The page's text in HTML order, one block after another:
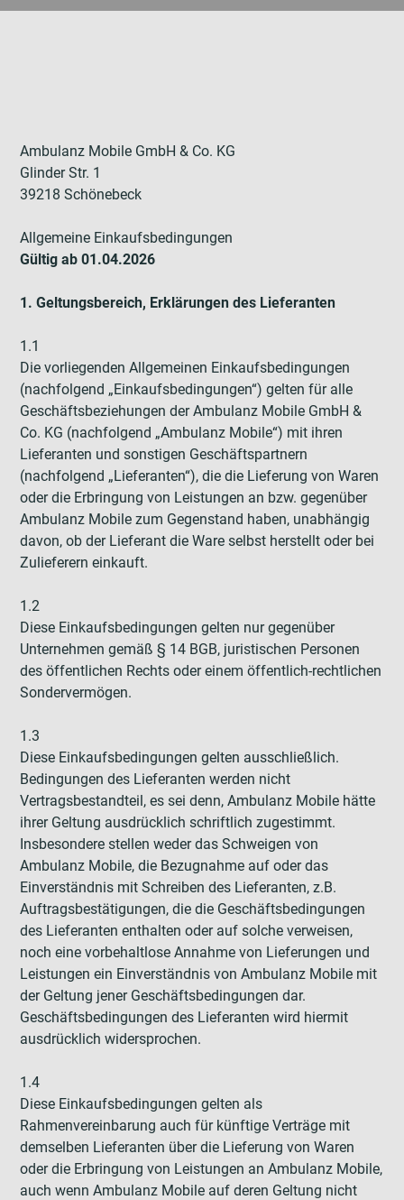
Ambulanz Mobile GmbH & Co. KG
Glinder Str. 1
39218 Schönebeck
Allgemeine Einkaufsbedingungen
Gültig ab 01.04.2026
1. Geltungsbereich, Erklärungen des Lieferanten
1.1
Die vorliegenden Allgemeinen Einkaufsbedingungen
(nachfolgend „Einkaufsbedingungen“) gelten für alle
Geschäftsbeziehungen der Ambulanz Mobile GmbH &
Co. KG (nachfolgend „Ambulanz Mobile“) mit ihren
Lieferanten und sonstigen Geschäftspartnern
(nachfolgend „Lieferanten“), die die Lieferung von Waren
oder die Erbringung von Leistungen an bzw. gegenüber
Ambulanz Mobile zum Gegenstand haben, unabhängig
davon, ob der Lieferant die Ware selbst herstellt oder bei
Zulieferern einkauft.
1.2
Diese Einkaufsbedingungen gelten nur gegenüber
Unternehmen gemäß § 14 BGB, juristischen Personen
des öffentlichen Rechts oder einem öffentlich-rechtlichen
Sondervermögen.
1.3
Diese Einkaufsbedingungen gelten ausschließlich.
Bedingungen des Lieferanten werden nicht
Vertragsbestandteil, es sei denn, Ambulanz Mobile hätte
ihrer Geltung ausdrücklich schriftlich zugestimmt.
Insbesondere stellen weder das Schweigen von
Ambulanz Mobile, die Bezugnahme auf oder das
Einverständnis mit Schreiben des Lieferanten, z.B.
Auftragsbestätigungen, die die Geschäftsbedingungen
des Lieferanten enthalten oder auf solche verweisen,
noch eine vorbehaltlose Annahme von Lieferungen und
Leistungen ein Einverständnis von Ambulanz Mobile mit
der Geltung jener Geschäftsbedingungen dar.
Geschäftsbedingungen des Lieferanten wird hiermit
ausdrücklich widersprochen.
1.4
Diese Einkaufsbedingungen gelten als
Rahmenvereinbarung auch für künftige Verträge mit
demselben Lieferanten über die Lieferung von Waren
oder die Erbringung von Leistungen an Ambulanz Mobile,
auch wenn Ambulanz Mobile auf deren Geltung nicht